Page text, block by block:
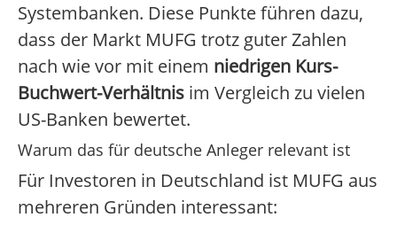
Systembanken. Diese Punkte führen dazu,
dass der Markt MUFG trotz guter Zahlen
nach wie vor mit einem niedrigen Kurs-
Buchwert-Verhältnis im Vergleich zu vielen
US-Banken bewertet.
Warum das für deutsche Anleger relevant ist
Für Investoren in Deutschland ist MUFG aus
mehreren Gründen interessant: